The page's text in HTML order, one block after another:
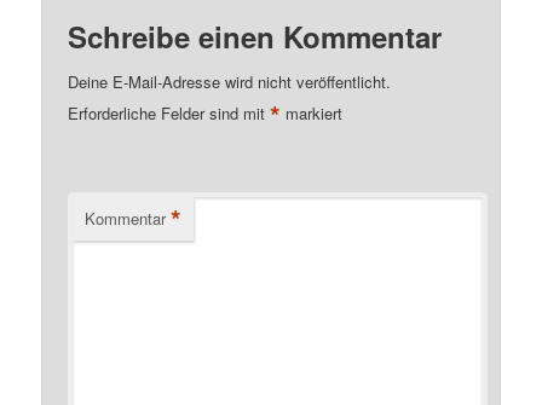
Schreibe einen Kommentar
Deine E-Mail-Adresse wird nicht veröffentlicht.
Erforderliche Felder sind mit* markiert
Kommentar *